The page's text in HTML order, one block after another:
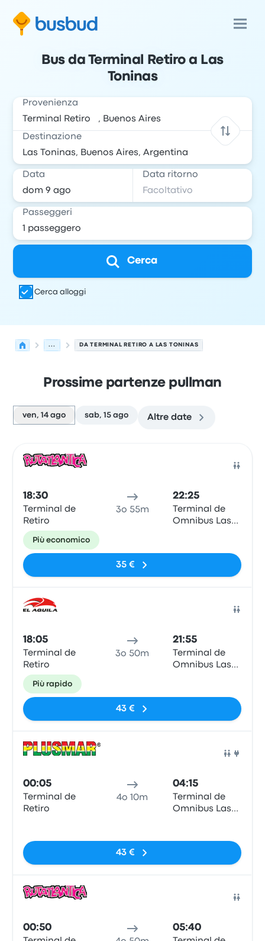
Bus da Terminal Retiro a Las
Toninas
Provenienza
Destinazione
Data Data ritorno
Passeggeri
Cerca
Cerca alloggi
... DA TERMINAL RETIRO A LAS TONINAS
Prossime partenze pullman
ven, 14 ago sab, 15 ago Altre date
18:30
Terminal de
Retiro
3o 55m
22:25
Terminal de
Omnibus Las
Più economico
35 €
18:05
Terminal de
Retiro
3o 50m
21:55
Terminal de
Omnibus Las
Più rapido
43 €
00:05
Terminal de
Retiro
4o 10m
04:15
Terminal de
Omnibus Las
43 €
00:50 05:40